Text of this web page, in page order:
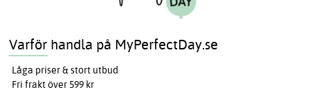
Varför handla på MyPerfectDay.se
Låga priser & stort utbud
Fri frakt över 599 kr